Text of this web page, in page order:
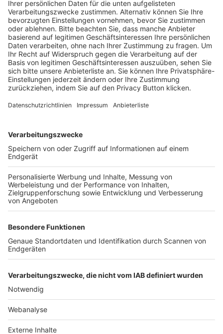
Schulungsangebot Vereinsmitarbeiter
BFV-Geschäftsstellen
Trainerbörse
Login SpielPlus
FOLGE DEM BFV
TOP-VEREINE
TOP-PARTNER
Nutzungsbedingungen Datenschutz Impressum